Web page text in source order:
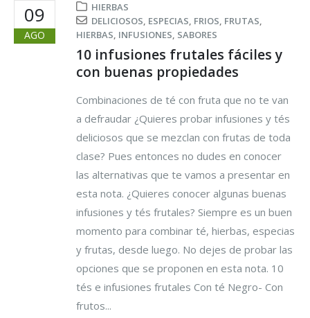
09
AGO
HIERBAS
DELICIOSOS, ESPECIAS, FRIOS, FRUTAS,
HIERBAS, INFUSIONES, SABORES
10 infusiones frutales fáciles y
con buenas propiedades
Combinaciones de té con fruta que no te van
a defraudar ¿Quieres probar infusiones y tés
deliciosos que se mezclan con frutas de toda
clase? Pues entonces no dudes en conocer
las alternativas que te vamos a presentar en
esta nota. ¿Quieres conocer algunas buenas
infusiones y tés frutales? Siempre es un buen
momento para combinar té, hierbas, especias
y frutas, desde luego. No dejes de probar las
opciones que se proponen en esta nota. 10
tés e infusiones frutales Con té Negro- Con
frutos...